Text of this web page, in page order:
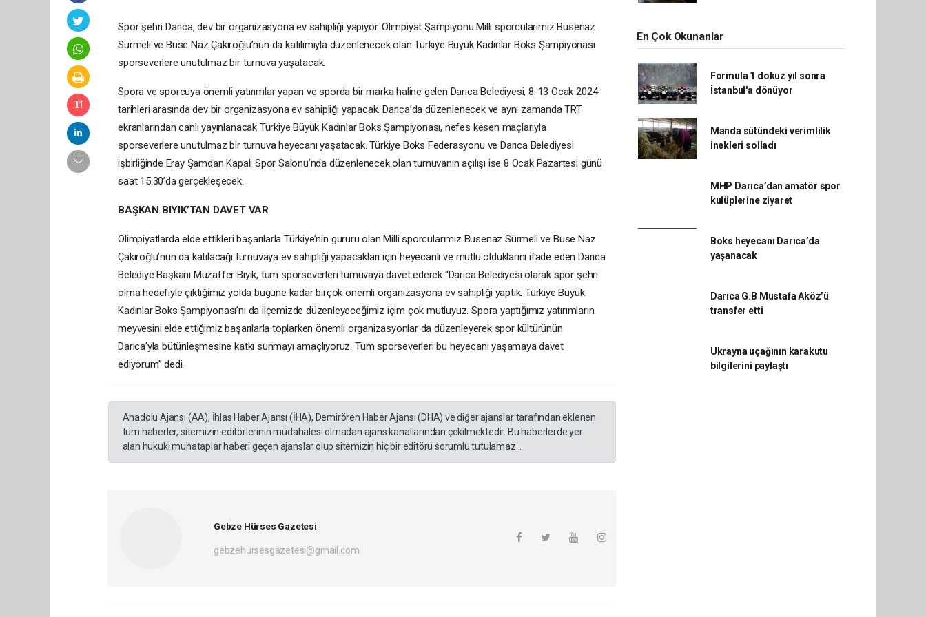
Spor şehri Darıca, dev bir organizasyona ev sahipliği yapıyor. Olimpiyat Şampiyonu Milli sporcularımız Busenaz
Sürmeli ve Buse Naz Çakıroğlu’nun da katılımıyla düzenlenecek olan Türkiye Büyük Kadınlar Boks Şampiyonası
sporseverlere unutulmaz bir turnuva yaşatacak.
Spora ve sporcuya önemli yatırımlar yapan ve sporda bir marka haline gelen Darıca Belediyesi, 8-13 Ocak 2024
tarihleri arasında dev bir organizasyona ev sahipliği yapacak. Darıca’da düzenlenecek ve aynı zamanda TRT
ekranlarından canlı yayınlanacak Türkiye Büyük Kadınlar Boks Şampiyonası, nefes kesen maçlarıyla
sporseverlere unutulmaz bir turnuva heyecanı yaşatacak. Türkiye Boks Federasyonu ve Darıca Belediyesi
işbirliğinde Eray Şamdan Kapalı Spor Salonu’nda düzenlenecek olan turnuvanın açılışı ise 8 Ocak Pazartesi günü
saat 15.30’da gerçekleşecek.
BAŞKAN BIYIK’TAN DAVET VAR
Olimpiyatlarda elde ettikleri başarılarla Türkiye’nin gururu olan Milli sporcularımız Busenaz Sürmeli ve Buse Naz
Çakıroğlu’nun da katılacağı turnuvaya ev sahipliği yapacakları için heyecanlı ve mutlu olduklarını ifade eden Darıca
Belediye Başkanı Muzaffer Bıyık, tüm sporseverleri turnuvaya davet ederek “Darıca Belediyesi olarak spor şehri
olma hedefiyle çıktığımız yolda bugüne kadar birçok önemli organizasyona ev sahipliği yaptık. Türkiye Büyük
Kadınlar Boks Şampiyonası’nı da ilçemizde düzenleyeceğimiz içim çok mutluyuz. Spora yaptığımız yatırımların
meyvesini elde ettiğimiz başarılarla toplarken önemli organizasyonlar da düzenleyerek spor kültürünün
Darıca’yla bütünleşmesine katkı sunmayı amaçlıyoruz. Tüm sporseverleri bu heyecanı yaşamaya davet
ediyorum” dedi.
Anadolu Ajansı (AA), İhlas Haber Ajansı (İHA), Demirören Haber Ajansı (DHA) ve diğer ajanslar tarafından eklenen
tüm haberler, sitemizin editörlerinin müdahalesi olmadan ajans kanallarından çekilmektedir. Bu haberlerde yer
alan hukuki muhataplar haberi geçen ajanslar olup sitemizin hiç bir editörü sorumlu tutulamaz...
Gebze Hürses Gazetesi
gebzehursesgazetesi@gmail.com
En Çok Okunanlar
Formula 1 dokuz yıl sonra
İstanbul'a dönüyor
Manda sütündeki verimlilik
inekleri solladı
MHP Darıca’dan amatör spor
kulüplerine ziyaret
Boks heyecanı Darıca’da
yaşanacak
Darıca G.B Mustafa Aköz’ü
transfer etti
Ukrayna uçağının karakutu
bilgilerini paylaştı